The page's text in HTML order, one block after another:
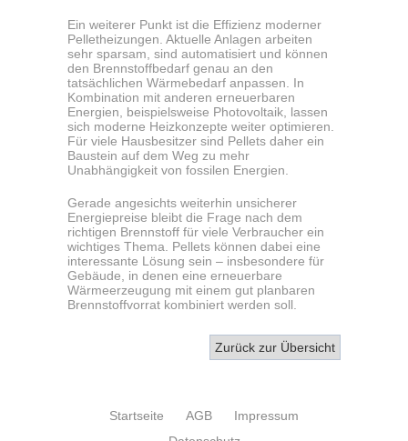
Ein weiterer Punkt ist die Effizienz moderner
Pelletheizungen. Aktuelle Anlagen arbeiten
sehr sparsam, sind automatisiert und können
den Brennstoffbedarf genau an den
tatsächlichen Wärmebedarf anpassen. In
Kombination mit anderen erneuerbaren
Energien, beispielsweise Photovoltaik, lassen
sich moderne Heizkonzepte weiter optimieren.
Für viele Hausbesitzer sind Pellets daher ein
Baustein auf dem Weg zu mehr
Unabhängigkeit von fossilen Energien.
Gerade angesichts weiterhin unsicherer
Energiepreise bleibt die Frage nach dem
richtigen Brennstoff für viele Verbraucher ein
wichtiges Thema. Pellets können dabei eine
interessante Lösung sein – insbesondere für
Gebäude, in denen eine erneuerbare
Wärmeerzeugung mit einem gut planbaren
Brennstoffvorrat kombiniert werden soll.
Zurück zur Übersicht
Startseite AGB
Impressum